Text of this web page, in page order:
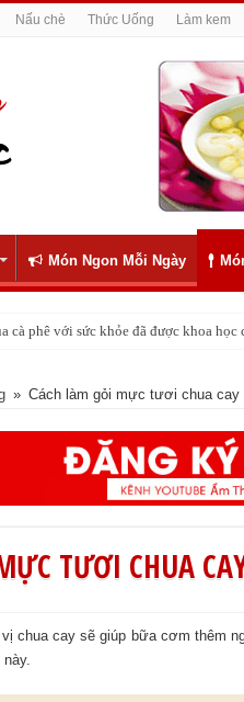
Nấu chè Thức Uống Làm kem
Món Ngon Mỗi Ngày
đá ngon đều nhau 10 ly như 1
» Cách làm gỏi mực tươi chua cay
TƯƠI CHUA
chua cay sẽ giúp bữa cơm thêm
này.